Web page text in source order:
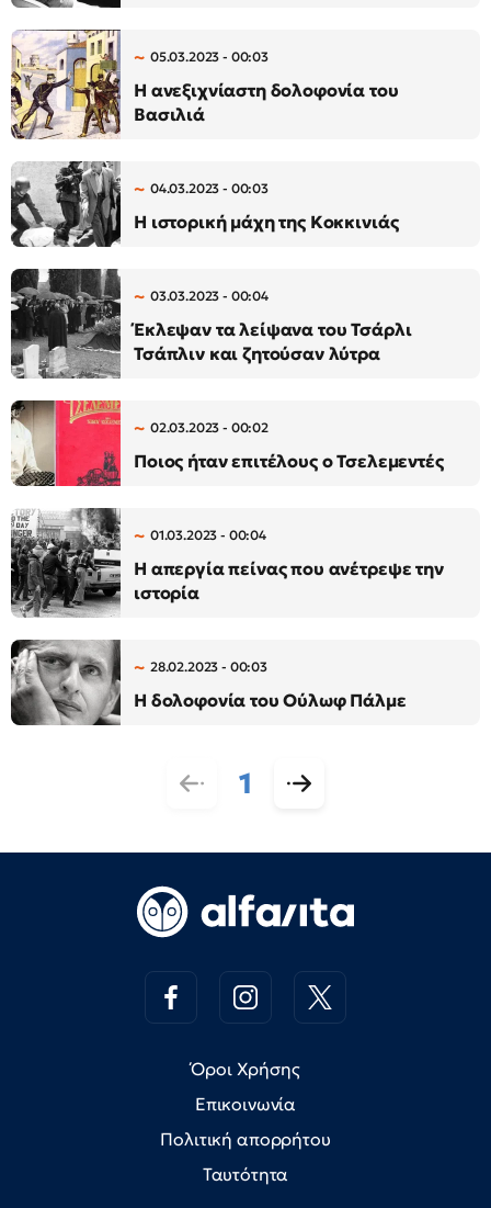
05.03.2023 - 00:03
Η ανεξιχνίαστη δολοφονία του
Βασιλιά
04.03.2023 - 00:03
Η ιστορική μάχη της Κοκκινιάς
03.03.2023 - 00:04
Έκλεψαν τα λείψανα του Τσάρλι
Τσάπλιν και ζητούσαν λύτρα
02.03.2023 - 00:02
Ποιος ήταν επιτέλους ο Τσελεμεντές
01.03.2023 - 00:04
Η απεργία πείνας που ανέτρεψε την
ιστορία
28.02.2023 - 00:03
Η δολοφονία του Ούλωφ Πάλμε
1
Όροι Χρήσης
Επικοινωνία
Πολιτική απορρήτου
Ταυτότητα